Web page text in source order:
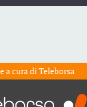
a cura diTeleborsa